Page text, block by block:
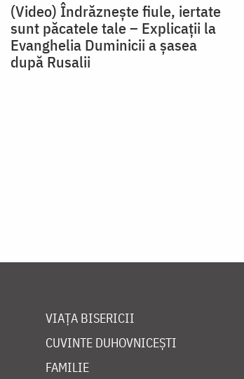
(Video) Îndrăznește fiule, iertate
sunt păcatele tale – Explicații la
Evanghelia Duminicii a șasea
după Rusalii
VIAȚA BISERICII
CUVINTE DUHOVNICEȘTI
FAMILIE